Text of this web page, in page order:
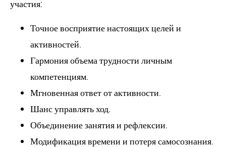
участия:
Точное восприятие настоящих целей и
активностей.
Гармония объема трудности личным
компетенциям.
Мгновенная ответ от активности.
Шанс управлять ход.
Объединение занятия и рефлексии.
Модификация времени и потеря самосознания.